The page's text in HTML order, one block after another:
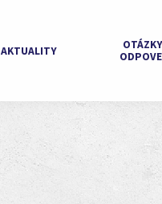
AKTUALITY